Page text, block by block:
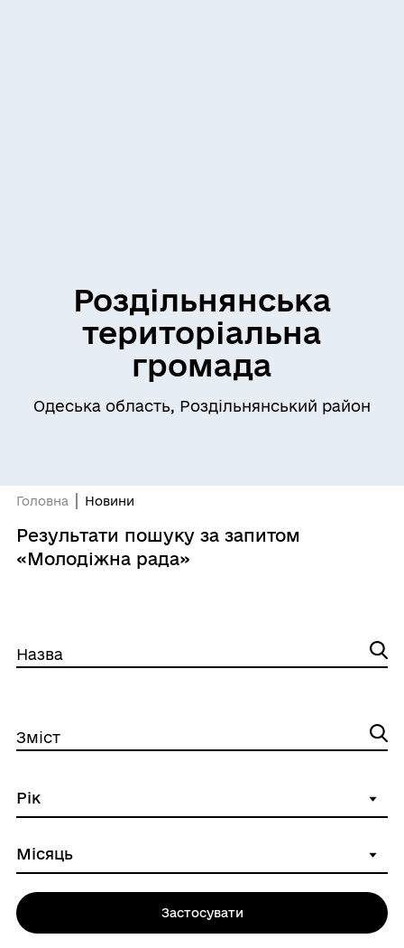
Роздільнянська
територіальна
громада
Одеська область, Роздільнянський район
Головна Новини
Результати пошуку за запитом
«Молодіжна рада»
Назва
Зміст
Застосувати